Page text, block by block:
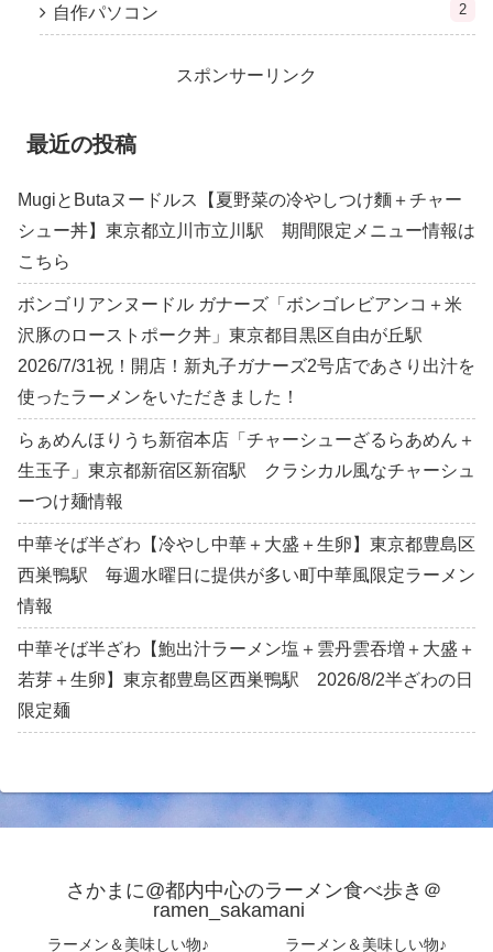
自作パソコン 2
スポンサーリンク
最近の投稿
MugiとButaヌードルス【夏野菜の冷やしつけ麵＋チャー
シュー丼】東京都立川市立川駅 期間限定メニュー情報は
こちら
ボンゴリアンヌードル ガナーズ「ボンゴレビアンコ＋米
沢豚のローストポーク丼」東京都目黒区自由が丘駅
2026/7/31祝！開店！新丸子ガナーズ2号店であさり出汁を
使ったラーメンをいただきました！
らぁめんほりうち新宿本店「チャーシューざるらあめん＋
生玉子」東京都新宿区新宿駅 クラシカル風なチャーシュ
ーつけ麺情報
中華そば半ざわ【冷やし中華＋大盛＋生卵】東京都豊島区
西巣鴨駅 毎週水曜日に提供が多い町中華風限定ラーメン
情報
中華そば半ざわ【鮑出汁ラーメン塩＋雲丹雲吞増＋大盛＋
若芽＋生卵】東京都豊島区西巣鴨駅 2026/8/2半ざわの日
限定麺
さかまに@都内中心のラーメン食べ歩き＠
ramen_sakamani
ラーメン＆美味しい物♪ ラーメン＆美味しい物♪